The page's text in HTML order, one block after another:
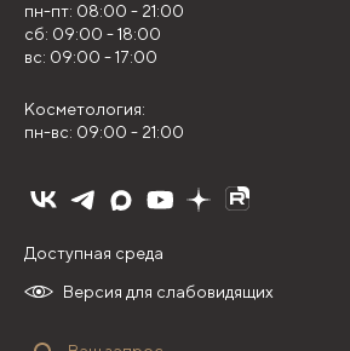
пн-пт: 08:00 - 21:00
сб: 09:00 - 18:00
вс: 09:00 - 17:00
Косметология:
пн-вс: 09:00 - 21:00
Версия для слабовидящих
Доступная среда